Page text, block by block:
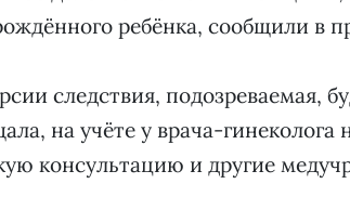
ребёнка, сообщили в
следствия, подозреваемая,
на учёте у врача-гинеколога
консультацию и другие